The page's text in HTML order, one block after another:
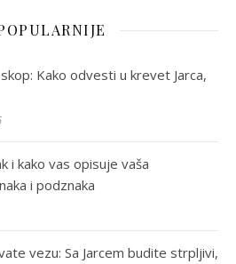
Kako odvesti u krevet Jarca,
i kako vas opisuje vaša
i podznaka
vezu: Sa Jarcem budite strpljivi,